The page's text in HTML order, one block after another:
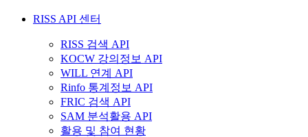
RISS API 센터
RISS 검색 API
KOCW 강의정보 API
WILL 연계 API
Rinfo 통계정보 API
FRIC 검색 API
SAM 분석활용 API
활용 및 참여 현황